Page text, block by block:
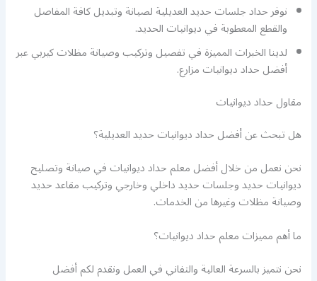
نوفر حداد جلسات حديد العديلية لصيانة وتبديل كافة المفاصل
والقطع المعطوبة في ديوانيات الحديد.
لدينا الخبرات المميزة في تفصيل وتركيب وصيانة مظلات كيربي عبر
أفضل حداد ديوانيات مزارع.
مقاول حداد ديوانيات
هل تبحث عن أفضل حداد ديوانيات حديد العديلية؟
نحن نعمل من خلال أفضل معلم حداد ديوانيات في صيانة وتصليح
ديوانيات حديد وجلسات حديد داخلي وخارجي وتركيب مقاعد حديد
وصيانة مظلات وغيرها من الخدمات.
ما أهم مميزات معلم حداد ديوانيات؟
نحن نتميز بالسرعة العالية والتفاني في العمل ونقدم لكم أفضل